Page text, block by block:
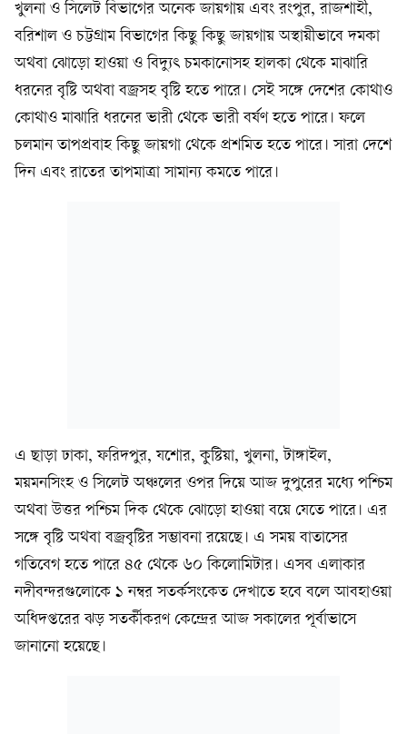
খুলনা ও সিলেট বিভাগের অনেক জায়গায় এবং রংপুর, রাজশাহী,
বরিশাল ও চট্টগ্রাম বিভাগের কিছু কিছু জায়গায় অস্থায়ীভাবে দমকা
অথবা ঝোড়ো হাওয়া ও বিদ্যুৎ চমকানোসহ হালকা থেকে মাঝারি
ধরনের বৃষ্টি অথবা বজ্রসহ বৃষ্টি হতে পারে। সেই সঙ্গে দেশের কোথাও
কোথাও মাঝারি ধরনের ভারী থেকে ভারী বর্ষণ হতে পারে। ফলে
চলমান তাপপ্রবাহ কিছু জায়গা থেকে প্রশমিত হতে পারে। সারা দেশে
দিন এবং রাতের তাপমাত্রা সামান্য কমতে পারে।
এ ছাড়া ঢাকা, ফরিদপুর, যশোর, কুষ্টিয়া, খুলনা, টাঙ্গাইল,
ময়মনসিংহ ও সিলেট অঞ্চলের ওপর দিয়ে আজ দুপুরের মধ্যে পশ্চিম
অথবা উত্তর পশ্চিম দিক থেকে ঝোড়ো হাওয়া বয়ে যেতে পারে। এর
সঙ্গে বৃষ্টি অথবা বজ্রবৃষ্টির সম্ভাবনা রয়েছে। এ সময় বাতাসের
গতিবেগ হতে পারে ৪৫ থেকে ৬০ কিলোমিটার। এসব এলাকার
নদীবন্দরগুলোকে ১ নম্বর সতর্কসংকেত দেখাতে হবে বলে আবহাওয়া
অধিদপ্তরের ঝড় সতর্কীকরণ কেন্দ্রের আজ সকালের পূর্বাভাসে
জানানো হয়েছে।